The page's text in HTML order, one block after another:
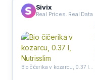
Sivix
Real Prices. Real Data